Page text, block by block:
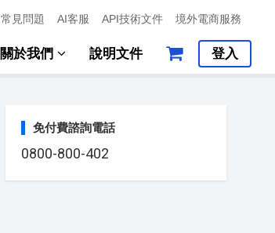
常見問題 AI客服 API技術文件 境外電商服務
關於我們 說明文件 登入
免付費諮詢電話
0800-800-402